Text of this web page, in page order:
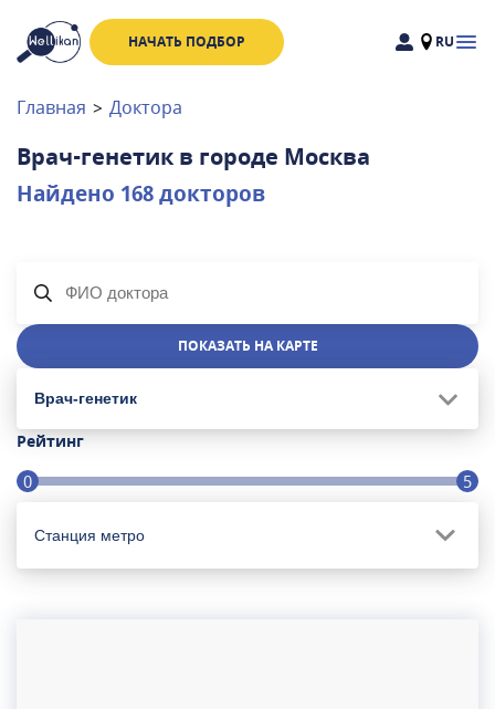
НАЧАТЬ ПОДБОР RU
Доктора
Клиники
Новости
Москва
Связаться с нами
Главная > Доктора
Врач-генетик в городе Москва
Найдено 168докторов
ПОКАЗАТЬ НА КАРТЕ
Врач-генетик
Рейтинг
0 5
Станция метро